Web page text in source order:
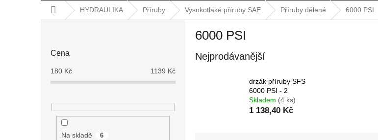
Domů HYDRAULIKA Příruby Vysokotlaké příruby SAE Příruby dělené 6000 PSI
Cena
180 Kč 1139 Kč
Na skladě 6
6000 PSI
Nejprodávanější
drzák příruby SFS
6000 PSI - 2
Skladem (4 ks)
1 138,40 Kč